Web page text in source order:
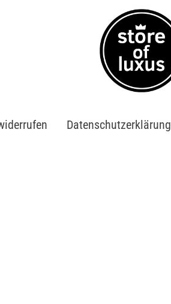
Datenschutzerklärung